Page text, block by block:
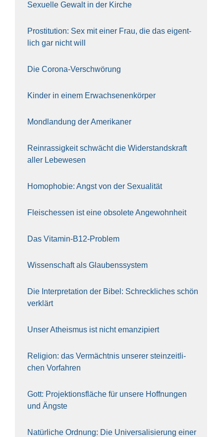
Sexu­el­le Gewalt in der Kir­che
Pro­sti­tu­ti­on: Sex mit einer Frau, die das eigent­
lich gar nicht will
Die Coro­na-Ver­schwö­rung
Kin­der in einem Erwach­se­nen­kör­per
Mond­lan­dung der Ame­ri­ka­ner
Rein­ras­sig­keit schwächt die Wider­stands­kraft
aller Lebe­we­sen
Homo­pho­bie: Angst von der Sexua­li­tät
Fleisch­essen ist eine obso­le­te An‍ge‍wohn‍heit
Das Vit­amin-B12-Pro­blem
Wis­sen­schaft als Glau­bens­sys­tem
Die Inter­pre­ta­ti­on der Bibel: Schreck­li­ches schön
ver­klärt
Unser Athe­is­mus ist nicht eman­zi­piert
Reli­gi­on: das Ver­mächt­nis unse­rer stein­zeit­li­
chen Vor­fah­ren
Gott: Pro­jek­ti­ons­flä­che für unse­re Hoff­nun­gen
und Ängs­te
Natür­li­che Ord­nung: Die Uni­ver­sa­li­sie­rung einer